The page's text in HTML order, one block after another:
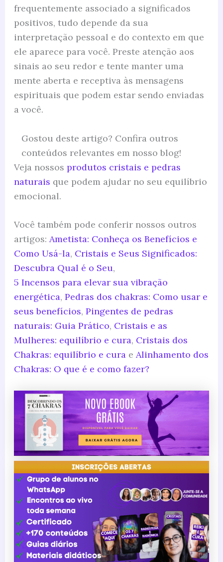
frequentemente associado a significados
positivos, tudo depende da sua
interpretação pessoal e do contexto em que
ele aparece para você. Preste atenção aos
sinais ao seu redor e tente manter uma
mente aberta e receptiva às mensagens
espirituais que podem estar sendo enviadas
a você.
Gostou deste artigo? Confira outros
conteúdos relevantes em nosso blog!
Veja nossos produtos cristais e pedras
naturais que podem ajudar no seu equilíbrio
emocional.
Você também pode conferir nossos outros
artigos: Ametista: Conheça os Benefícios e
Como Usá-la, Cristais e Seus Significados:
Descubra Qual é o Seu,
5 Incensos para elevar sua vibração
energética, Pedras dos chakras: Como usar e
seus benefícios, Pingentes de pedras
naturais: Guia Prático, Cristais e as
Mulheres: equilíbrio e cura, Cristais dos
Chakras: equilíbrio e curae Alinhamento dos
Chakras: O que é e como fazer?